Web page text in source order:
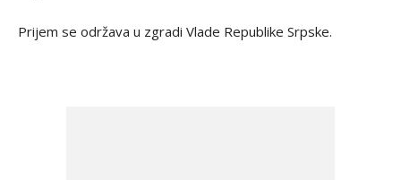
Prijem se održava u zgradi Vlade Republike Srpske.